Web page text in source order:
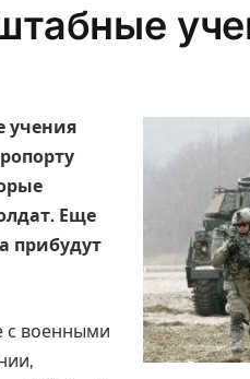
учения
Еще
прибудут
с военными